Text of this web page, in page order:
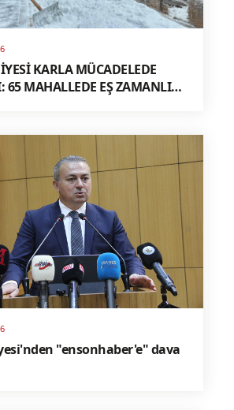
KARLA MÜCADELEDE
65 MAHALLEDE EŞ ZAMANLI
"ensonhaber'e" dava